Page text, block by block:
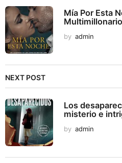
Mía Por Esta
Multimillonario
by admin
NEXT POST
Los
misterio e
by admin